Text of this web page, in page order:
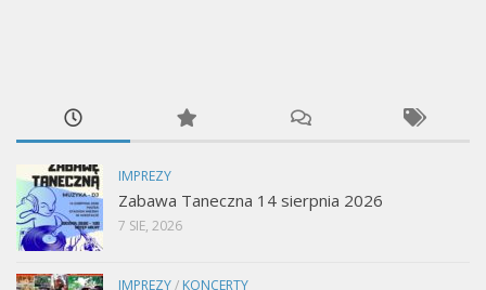
IMPREZY
Zabawa Taneczna 14 sierpnia 2026
7 SIE, 2026
IMPREZY/ KONCERTY